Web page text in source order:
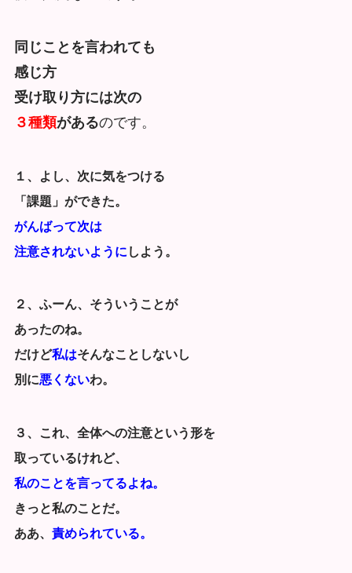
同じことを言われても
感じ方
受け取り方には次の
３種類があるのです。
１、よし、次に気をつける
「課題」ができた。
がんばって次は
注意されないように しよう。
２、ふーん、そういうことが
あったのね。
だけど私はそんなことしないし
別に悪くないわ。
３、これ、全体への注意という形を
取っているけれど、
私のことを言ってるよね。
きっと私のことだ。
ああ、 責められている。